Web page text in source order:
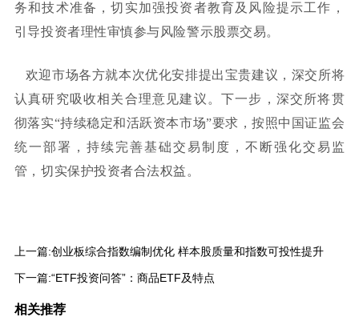
务和技术准备，切实加强投资者教育及风险提示工作，
引导投资者理性审慎参与风险警示股票交易。
欢迎市场各方就本次优化安排提出宝贵建议， 深交所将
认真研究吸收相关合理意见建议。下一步，深交所将贯
彻落实“持续稳定和活跃资本市场”要求，按照中国证监会
统一部署，持续完善基础交易制度，不断强化交易监
管，切实保护投资者合法权益。
上一篇:创业板综合指数编制优化 样本股质量和指数可投性提升
下一篇:“ETF投资问答”：商品ETF及特点
相关推荐